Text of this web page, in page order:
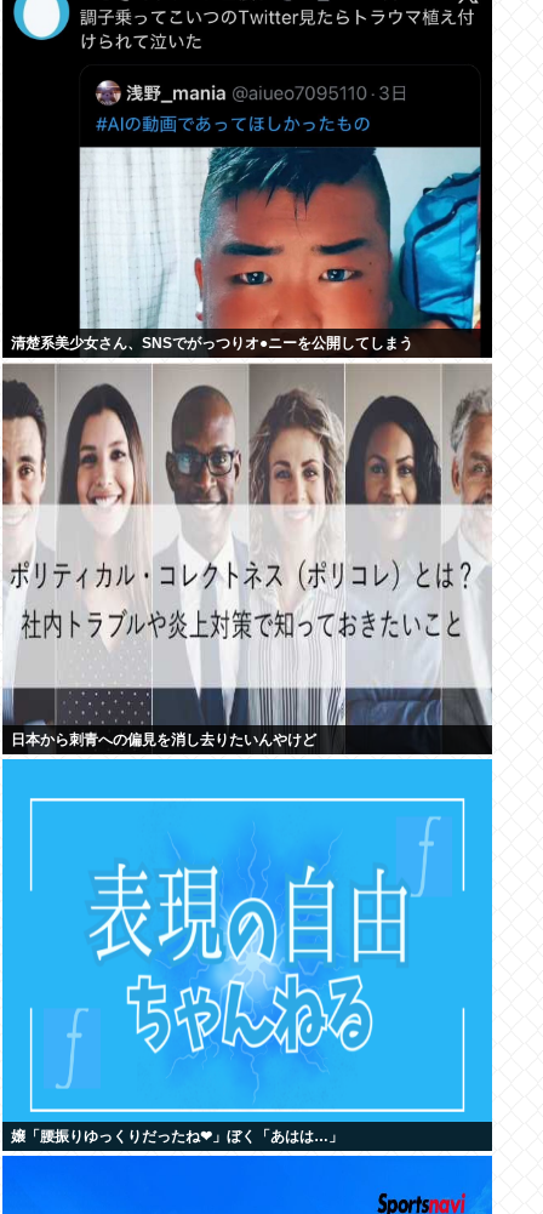
清楚系美少女さん、SNSでがっつりオ●ニーを公開してしまう
日本から刺青への偏見を消し去りたいんやけど
嬢「腰振りゆっくりだったね❤」ぼく「あはは…」